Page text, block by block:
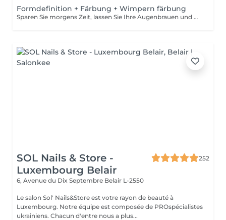
Formdefinition + Färbung + Wimpern färbung
Sparen Sie morgens Zeit, lassen Sie Ihre Augenbrauen und Wimpern machen! Wie wird die Formgebung, das Färben Augenbrauen und Wimpern durchgeführt? - Beratung (um die perfekte Form und Farbe zu besprechen) - Vorbereitung (Augenbrauen werden gewaschen und markiert) - wachsen (Überschüssige Haare werden mit Wachs entfernt) - zupfen (Überschüssige Haare werden mit einer Pinzette entfernt) - färben (Farbe oder Henna wird aufgetragen) - Überschüssige Farbe wird entfernt - Antiseptikum und Creme werden aufgetragen - Wimpern werden gewaschen - Augencreme wird aufgetragen - Klebeband und die Patches werden aufgetragen - färben - Klebeband und die Patches werden entfernt Altersbeschränkungen: empfohlenes Mindestalter ab 14 Jahren. Empfehlungen nach dem Eingriff: die Augenbrauen und Wimpern vor 24 Stunden nicht nass machen und kein Make-up auftragen. Frequenz: einmal in 3-4 Wochen.
SOL Nails & Store -
Luxembourg Belair
252
6, Avenue du Dix Septembre Belair L-2550
Le salon Sol' Nails&Store est votre rayon de beauté à
Luxembourg. Notre équipe est composée de PROspécialistes
ukrainiens. Chacun d'entre nous a plus...